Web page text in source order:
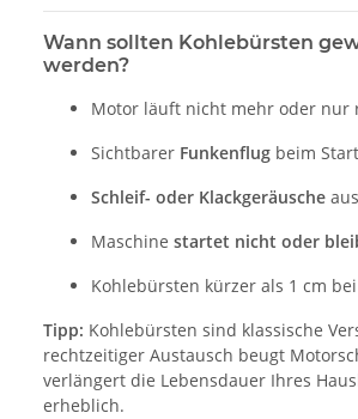
Wann sollten Kohlebürsten
werden?
Motor läuft nicht mehr oder nur
Sichtbarer Funkenflug beim Start
Schleif- oder Klackgeräusche
Maschine startet nicht oder
Kohlebürsten kürzer als 1 cm
Tipp: Kohlebürsten sind klassische
rechtzeitiger Austausch beugt
verlängert die Lebensdauer Ihres
erheblich.